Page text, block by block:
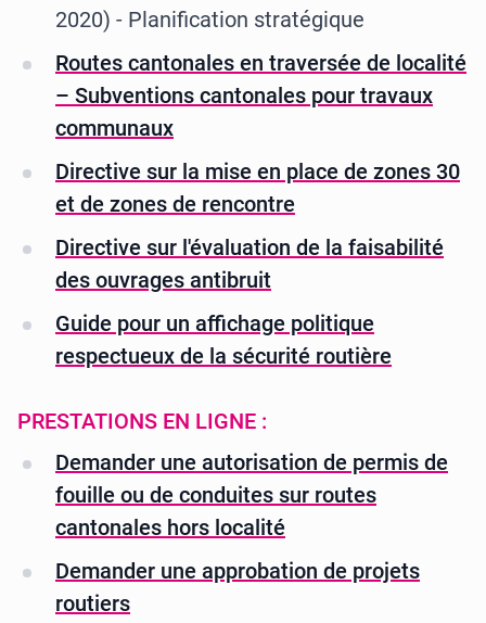
2020) - Planification stratégique
Routes cantonales en traversée de localité
– Subventions cantonales pour travaux
communaux
Directive sur la mise en place de zones 30
et de zones de rencontre
Directive sur l'évaluation de la faisabilité
des ouvrages antibruit
Guide pour un affichage politique
respectueux de la sécurité routière
PRESTATIONS EN LIGNE :
Demander une autorisation de permis de
fouille ou de conduites sur routes
cantonales hors localité
Demander une approbation de projets
routiers